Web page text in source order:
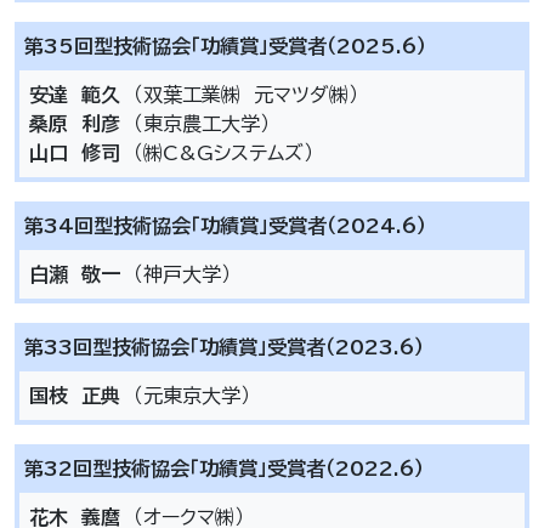
第35回型技術協会「功績賞」受賞者（2025.6）
安達 範久
（双葉工業㈱ 元マツダ㈱）
桑原 利彦 （東京農工大学）
山口 修司
（㈱C&Gシステムズ）
第34回型技術協会「功績賞」受賞者（2024.6）
白瀬 敬一 （神戸大学）
第33回型技術協会「功績賞」受賞者（2023.6）
国枝 正典 （元東京大学）
第32回型技術協会「功績賞」受賞者（2022.6）
花木 義麿 （オークマ㈱）